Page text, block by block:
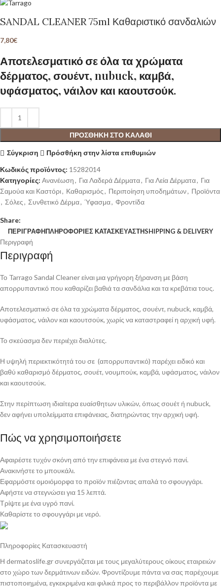
SANDAL CLEANER 75ml Καθαριστικό σανδαλιών
7,80€
Αποτελεσματικό σε όλα τα χρώματα
δέρματος, σουέντ, nubuck, καμβά,
υφάσματος, νάιλον και καουτσούκ.
ΠΡΟΣΘΉΚΗ ΣΤΟ ΚΑΛΆΘΙ
Σύγκριση
Πρόσθήκη στην λίστα επιθυμιών
Κωδικός προϊόντος: 15282014
Κατηγορίες: Ανανέωση, Για Λαδερά Δέρματα, Για Λεία Δέρματα, Για
Σαμούα και Καστόρι, Καθαρισμός, Περιποίηση υποδημάτων, Προϊόντα
, Σόλες, Συνθετικό Δέρμα, Ύφασμα, Φροντίδα
Share:
ΠΕΡΙΓΡΑΦΉΠΛΗΡΟΦΟΡΊΕΣ ΚΑΤΑΣΚΕΥΑΣΤΉSHIPPING & DELIVERY
Περιγραφή
Περιγραφή
Το Tarrago Sandal Cleaner είναι μια γρήγορη ξήρανση με βάση
απορρυπαντικό που καθαρίζει βαθιά τα σανδάλια και τα κρεβάτια τους.
Αποτελεσματικό σε όλα τα χρώματα δέρματος, σουέντ, nubuck, καμβά,
υφάσματος, νάιλον και καουτσούκ, χωρίς να καταστραφεί η αρχική υφή.
Το σκεύασμα δεν περιέχει διαλύτες.
Η υψηλή περιεκτικότητά του σε (απορρυπαντικό) παρέχει ειδικό και
βαθύ καθαρισμό δέρματος, σουέτ, νουμπούκ, καμβά, υφάσματος, νάιλον
και καουτσούκ.
Στην περίπτωση ιδιαίτερα ευαίσθητων υλικών, όπως σουέτ ή nubuck,
δεν αφήνει υπολείμματα επιφάνειας, διατηρώντας την αρχική υφή.
Πώς να χρησιμοποιήσετε
Αφαιρέστε τυχόν σκόνη από την επιφάνεια με ένα στεγνό πανί.
Ανακινήστε το μπουκάλι.
Εφαρμόστε ομοιόμορφα το προϊόν πιέζοντας απαλά το σφουγγάρι.
Αφήστε να στεγνώσει για 15 λεπτά.
Τρίψτε με ένα υγρό πανί.
Καθαρίστε το σφουγγάρι με νερό.
Πληροφορίες Κατασκευαστή
Η dermatoslife.gr συνεργάζεται με τους μεγαλύτερους οίκους εταιρειών
στο χώρο των δερμάτινων ειδών. Φροντίζουμε πάντα να σας παρέχουμε
πιστοποιημένα, εγκεκριμένα και φιλικά προς το περιβάλλον προϊόντα με